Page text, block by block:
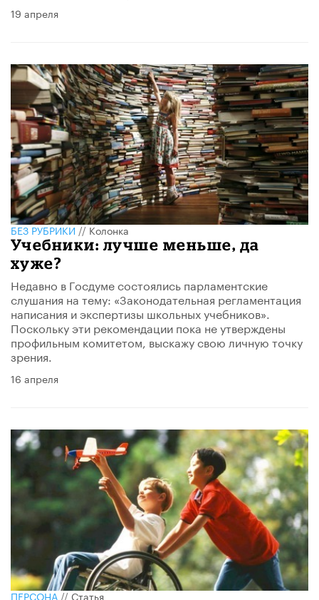
19 апреля
БЕЗ РУБРИКИ//Колонка
Учебники: лучше меньше, да
хуже?
Недавно в Госдуме состоялись парламентские
слушания на тему: «Законодательная регламентация
написания и экспертизы школьных учебников».
Поскольку эти рекомендации пока не утверждены
профильным комитетом, выскажу свою личную точку
зрения.
16 апреля
ПЕРСОНА//Статья